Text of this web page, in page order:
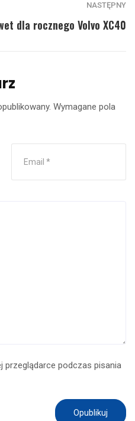
NASTĘPNY
dla rocznego Volvo XC40
Wymagane pola
przeglądarce podczas pisania